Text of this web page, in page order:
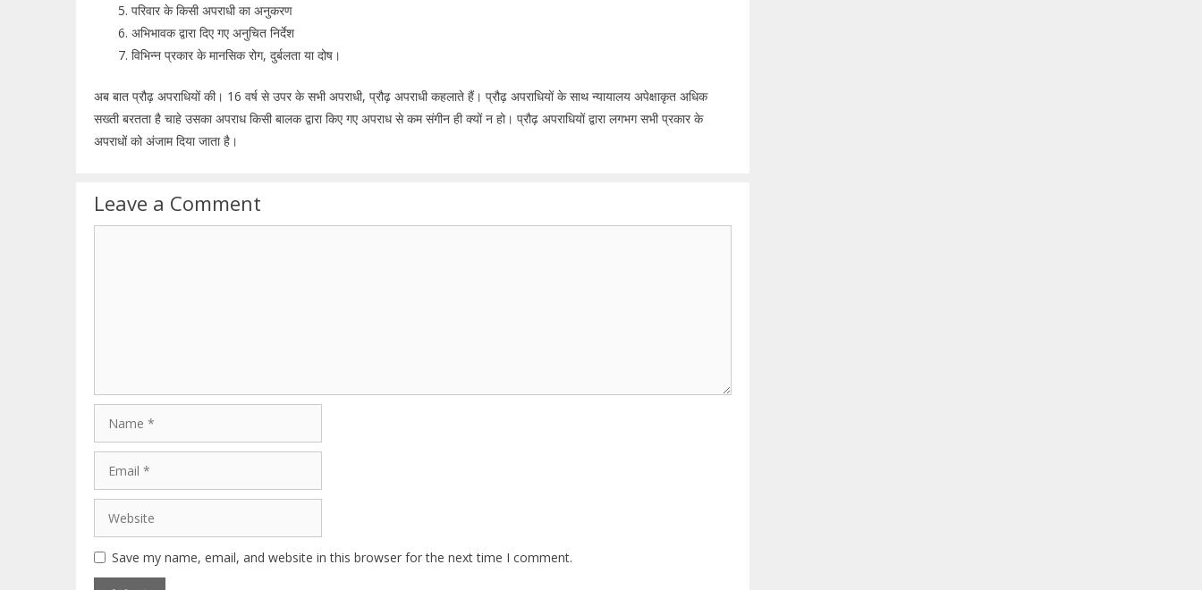
परिवार के किसी अपराधी का अनुकरण
अभिभावक द्वारा दिए गए अनुचित निर्देश
विभिन्न प्रकार के मानसिक रोग, दुर्बलता या दोष।
अब बात प्रौढ़ अपराधियों की। 16 वर्ष से उपर के सभी अपराधी, प्रौढ़ अपराधी कहलाते हैं। प्रौढ़ अपराधियों के साथ न्यायालय अपेक्षाकृत अधिक
सख्ती बरतता है चाहे उसका अपराध किसी बालक द्वारा किए गए अपराध से कम संगीन ही क्यों न हो। प्रौढ़ अपराधियों द्वारा लगभग सभी प्रकार के
अपराधों को अंजाम दिया जाता है।
Leave a Comment
Website
Save my name, email, and website in this browser for the next time I comment.